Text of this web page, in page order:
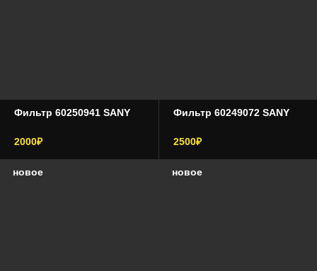
Фильтр 60250941 SANY
2000₽
Фильтр 60249072 SANY
2500₽
новое новое